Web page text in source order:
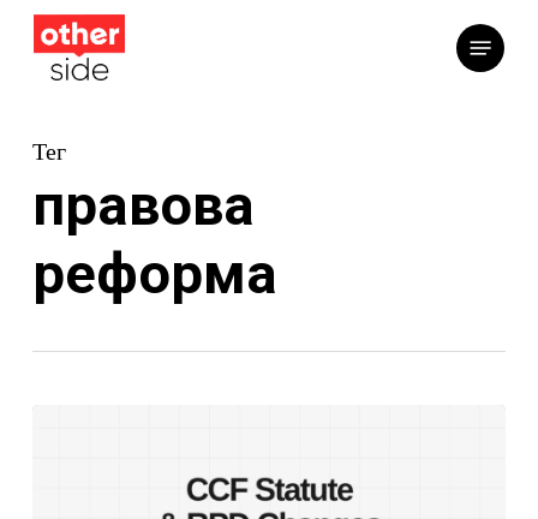
Перейти
основного
Меню
Тег
правова
реформа